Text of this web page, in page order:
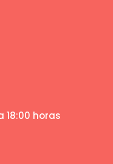
18:00 horas